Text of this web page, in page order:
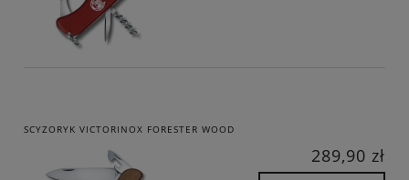
SCYZORYK VICTORINOX FORESTER WOOD
289,90 zł